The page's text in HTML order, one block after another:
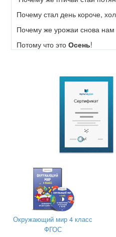
Почему стал день короче,
Почему же урожаи снова нам
Потому что это Осень!
Здравствуйте гости
радостной, потому что она
А вот вам веселая загадка,
Отгадка у ней очень сладка.
Начинается на «Я», и
+ Правильно! Это яблоня, а
А ведь мы с вами собрались,
В нашей стране люди
Яблочный Спас. В этот день
СЛАЙД 2
Окружающий мир 4 класс
ФГОС